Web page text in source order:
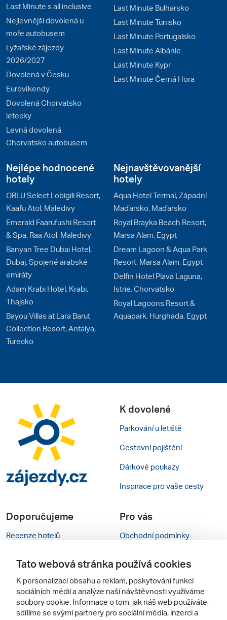
Last Minute s all inclusive
Nejlevnější dovolená u
moře autobusem
Lyžařské zájezdy
2026/2027
Dovolená v Česku
Eurovíkendy
Dovolená Chorvatsko
letecky
Levná dovolená
Chorvatsko autobusem
Last Minute Bulharsko
Last Minute Tunisko
Last Minute Portugalsko
Last Minute Albánie
Last Minute Kypr
Last Minute Černá Hora
Nejlépe hodnocené
hotely
OBLU Select Lobigili Resort,
Kaafu Atol, Maledivy
Emerald Faarufushi Resort
& Spa, Raa Atol, Maledivy
Banyan Tree Dubai Hotel,
Dubaj, Spojené arabské
emiráty
Adam Krabi Hotel, Krabi,
Thajsko
Bayou Villas at Lara Barut
Collection Resort, Antalya,
Turecko
Nejnavštěvovanější
hotely
Aqua Hotel Termal, Západní
Maďarsko, Maďarsko
Royal Brayka Beach Resort,
Marsa Alam, Egypt
Dream Lagoon & Aqua Park
Resort, Marsa Alam, Egypt
Delfin Hotel Plava Laguna,
Istrie, Chorvatsko
Royal Lagoons Resort &
Aquapark, Hurghada, Egypt
K dovolené
Parkování u letiště
Cestovní pojištění
Dárkové poukazy
Inspirace pro vaše cesty
Doporučujeme
Recenze hotelů
Zájazdy.sk
Pro vás
Obchodní podmínky
Mobilní verze webu
Tato webová stránka používá cookies
K personalizaci obsahu a reklam, poskytování funkcí
sociálních médií a analýze naší návštěvnosti využíváme
soubory cookie. Informace o tom, jak náš web používáte,
sdílíme se svými partnery pro sociální média, inzerci a